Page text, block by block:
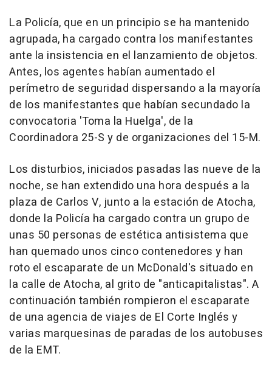
La Policía, que en un principio se ha mantenido
agrupada, ha cargado contra los manifestantes
ante la insistencia en el lanzamiento de objetos.
Antes, los agentes habían aumentado el
perímetro de seguridad dispersando a la mayoría
de los manifestantes que habían secundado la
convocatoria 'Toma la Huelga', de la
Coordinadora 25-S y de organizaciones del 15-M.
Los disturbios, iniciados pasadas las nueve de la
noche, se han extendido una hora después a la
plaza de Carlos V, junto a la estación de Atocha,
donde la Policía ha cargado contra un grupo de
unas 50 personas de estética antisistema que
han quemado unos cinco contenedores y han
roto el escaparate de un McDonald's situado en
la calle de Atocha, al grito de "anticapitalistas". A
continuación también rompieron el escaparate
de una agencia de viajes de El Corte Inglés y
varias marquesinas de paradas de los autobuses
de la EMT.